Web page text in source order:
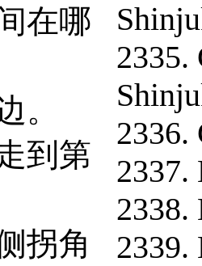
在哪
。
到第
拐角
2335.
2336.
2337.
2338.
2339.